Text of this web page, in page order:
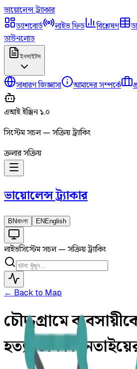
ভায়োলেন্সট্র্যাকার
ড্যাশবোর্ড
লাইভ ফিড বিশ্লেষণ
ডাউনলোড
ইনসাইটস
সাধারণ জিজ্ঞাসা আমাদের সম্পর্কে
এআই ইঞ্জিন ১.০
সিস্টেম সচল — সক্রিয় ট্র্যাকিং
ক্রলার সক্রিয়
ভায়োলেন্সট্র্যাকার
BNবাংলা EN English
লাইভসিস্টেম সচল — সক্রিয় ট্র্যাকিং
← Back to Map
চৌদ্দগ্রামে
হত্যা, টাকা